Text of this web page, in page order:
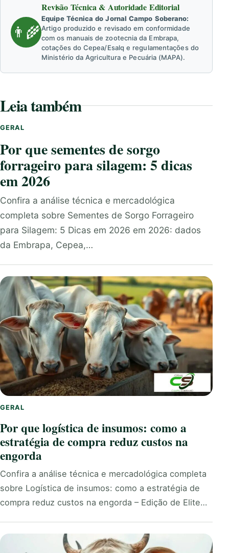
👨‍🌾
Revisão Técnica & Autoridade Editorial
Equipe Técnica do Jornal Campo Soberano:
Artigo produzido e revisado em conformidade
com os manuais de zootecnia da Embrapa,
cotações do Cepea/Esalq e regulamentações do
Ministério da Agricultura e Pecuária (MAPA).
Leia também
GERAL
Por que sementes de sorgo
forrageiro para silagem: 5 dicas
em 2026
Confira a análise técnica e mercadológica
completa sobre Sementes de Sorgo Forrageiro
para Silagem: 5 Dicas em 2026 em 2026: dados
da Embrapa, Cepea,…
GERAL
Por que logística de insumos: como a
estratégia de compra reduz custos na
engorda
Confira a análise técnica e mercadológica completa
sobre Logística de insumos: como a estratégia de
compra reduz custos na engorda – Edição de Elite…